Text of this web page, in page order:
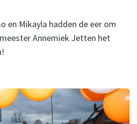
en Mikayla hadden de eer om
Annemiek Jetten het